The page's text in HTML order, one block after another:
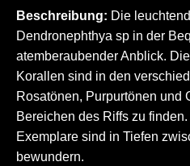
Beschreibung: Die
Dendronephthya sp in der
atemberaubender Anblick.
Korallen sind in den
Rosatönen, Purpurtönen und
Bereichen des Riffs zu
Exemplare sind in Tiefen
bewundern.